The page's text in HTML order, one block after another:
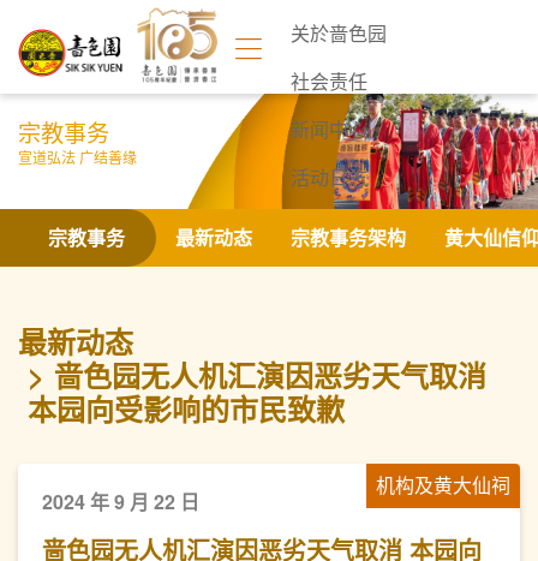
关於啬色园
社会责任
新闻中心
活动日志
联络我们
宗教事务
宣道弘法 广结善缘
宗教事务 最新动态 宗教事务架构 黄大仙信
最新动态
啬色园无人机汇演因恶劣天气取消
本园向受影响的市民致歉
机构及黄大仙祠
2024 年 9 月 22 日
啬色园无人机汇演因恶劣天气取消 本园向